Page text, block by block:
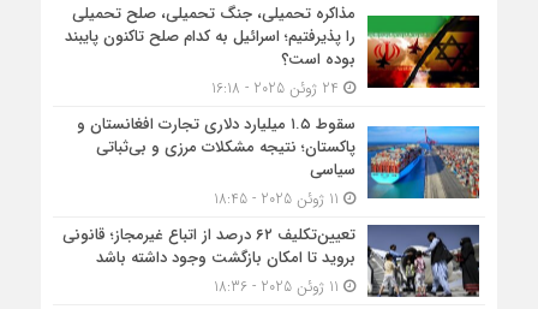
مذاکره تحمیلی، جنگ تحمیلی، صلح تحمیلی
را پذیرفتیم؛ اسرائیل به کدام صلح تاکنون پایبند
بوده است؟
سقوط ۱.۵ میلیارد دلاری تجارت افغانستان و
پاکستان؛ نتیجه مشکلات مرزی و بی‌ثباتی
سیاسی
تعیین‌تکلیف ۶۲ درصد از اتباع غیرمجاز؛ قانونی
بروید تا امکان بازگشت وجود داشته باشد